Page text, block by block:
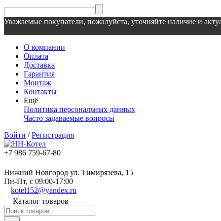
Уважаемые покупатели, пожалуйста, уточняйте наличие и
О компании
Оплата
Доставка
Гарантия
Монтаж
Контакты
Ещё
Политика персональных данных
Часто задаваемые вопросы
Войти /Регистрация
+7 986 759-67-80
Нижний Новгород ул. Тимирязева, 15
Пн-Пт, с 09:00-17:00
kotel152@yandex.ru
Каталог товаров